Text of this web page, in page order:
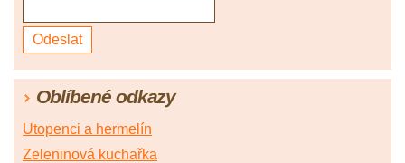
Oblíbené odkazy
Utopenci a hermelín
Zeleninová kuchařka